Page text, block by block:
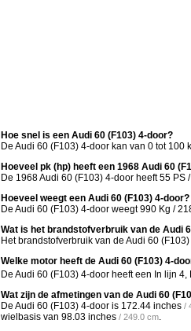
Hoe snel is een Audi 60 (F103) 4-door?
De Audi 60 (F103) 4-door kan van 0 tot
Hoeveel pk (hp) heeft een 1968 Audi 60
De 1968 Audi 60 (F103) 4-door heeft 55 PS
Hoeveel weegt een Audi 60 (F103) 4-door?
De Audi 60 (F103) 4-door weegt 990 Kg /
Wat is het brandstofverbruik van de Audi
Het brandstofverbruik van de Audi 60
Welke motor heeft de Audi 60 (F103) 4-
De Audi 60 (F103) 4-door heeft een In lijn
Wat zijn de afmetingen van de Audi 60
De Audi 60 (F103) 4-door is 172.44 inches /
wielbasis van 98.03 inches / 249.0 cm.